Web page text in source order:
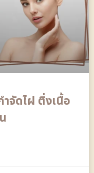
ำจัดไฝ ติ่งเนื้อ